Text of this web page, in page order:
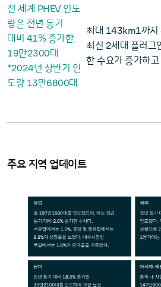
전 세계 PHEV인도
량은 전년 동기
대비 41% 증가한
19만2300대
*2024년 상반기 인
도량 13만6800대
최대 143km1까지
최신 2세대 플러그
한 수요가 증가하고
주요 지역 업데이트